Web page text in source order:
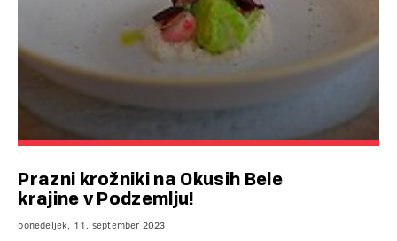
Prazni krožniki na Okusih Bele
krajine v Podzemlju!
ponedeljek, 11. september 2023